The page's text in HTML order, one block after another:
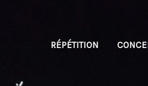
RÉPÉTITION